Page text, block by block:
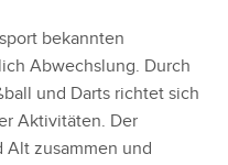
bekannten
Abwechslung. Durch
und Darts richtet sich
Aktivitäten. Der
Alt zusammen und